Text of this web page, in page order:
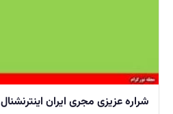
شراره عزیزی مجری ایران اینترنشنال